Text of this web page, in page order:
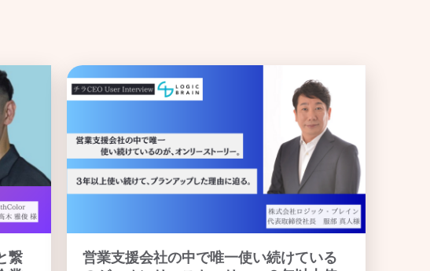
繋
営業支援会社の中で唯一使い続けている